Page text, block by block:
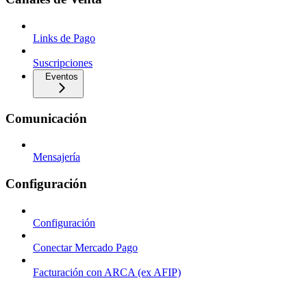
Links de Pago
Suscripciones
Eventos
Comunicación
Mensajería
Configuración
Configuración
Conectar Mercado Pago
Facturación con ARCA (ex AFIP)